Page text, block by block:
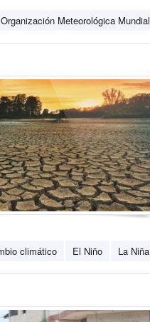
Organización Meteorológica Mundial
climático El Niño La Niña